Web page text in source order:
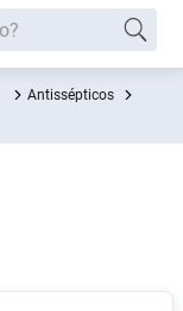
Antissépticos